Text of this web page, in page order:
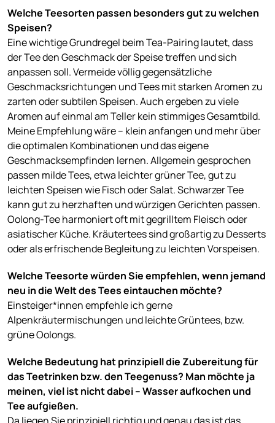
Welche Teesorten passen besonders gut zu welchen
Speisen?
Eine wichtige Grundregel beim Tea-Pairing lautet, dass
der Tee den Geschmack der Speise treffen und sich
anpassen soll. Vermeide völlig gegensätzliche
Geschmacksrichtungen und Tees mit starken Aromen zu
zarten oder subtilen Speisen. Auch ergeben zu viele
Aromen auf einmal am Teller kein stimmiges Gesamtbild.
Meine Empfehlung wäre – klein anfangen und mehr über
die optimalen Kombinationen und das eigene
Geschmacksempfinden lernen. Allgemein gesprochen
passen milde Tees, etwa leichter grüner Tee, gut zu
leichten Speisen wie Fisch oder Salat. Schwarzer Tee
kann gut zu herzhaften und würzigen Gerichten passen.
Oolong-Tee harmoniert oft mit gegrilltem Fleisch oder
asiatischer Küche. Kräutertees sind großartig zu Desserts
oder als erfrischende Begleitung zu leichten Vorspeisen.
Welche Teesorte würden Sie empfehlen, wenn jemand
neu in die Welt des Tees eintauchen möchte?
Einsteiger*innen empfehle ich gerne
Alpenkräutermischungen und leichte Grüntees, bzw.
grüne Oolongs.
Welche Bedeutung hat prinzipiell die Zubereitung für
das Teetrinken bzw. den Teegenuss? Man möchte ja
meinen, viel ist nicht dabei – Wasser aufkochen und
Tee aufgießen.